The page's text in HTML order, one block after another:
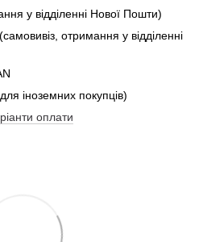
у відділенні Нової Пошти)
(самовивіз, отримання у відділенні
іноземних покупців)
оплати